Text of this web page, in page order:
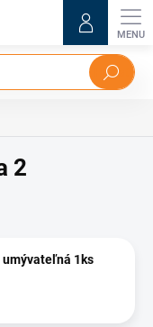
Hľadať
2
1ks